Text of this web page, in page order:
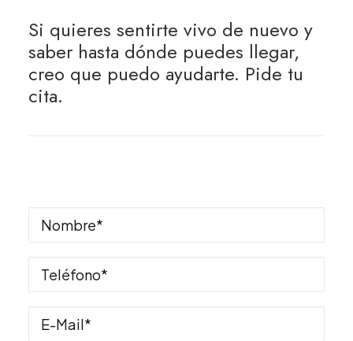
Si quieres sentirte vivo de nuevo y
saber hasta dónde puedes llegar,
creo que puedo ayudarte. Pide tu
cita.